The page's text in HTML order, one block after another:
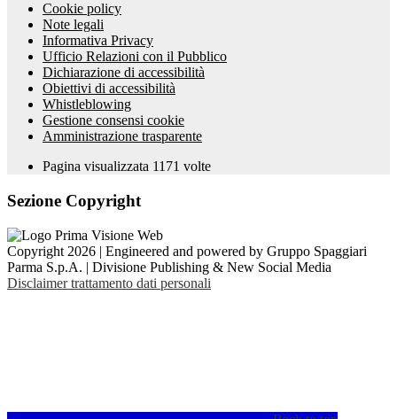
Cookie policy
Note legali
Informativa Privacy
Ufficio Relazioni con il Pubblico
Dichiarazione di accessibilità
Obiettivi di accessibilità
Whistleblowing
Gestione consensi cookie
Amministrazione trasparente
Pagina visualizzata 1171 volte
Sezione Copyright
Copyright 2026 | Engineered and powered by Gruppo Spaggiari
Parma S.p.A. | Divisione Publishing & New Social Media
Disclaimer trattamento dati personali